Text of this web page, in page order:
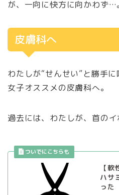
が、一向に快方に向かわず…
皮膚科へ
わたしが“せんせい”と勝手
女子オススメの皮膚科へ。
過去には、わたしが、首の
【
ハサ
った